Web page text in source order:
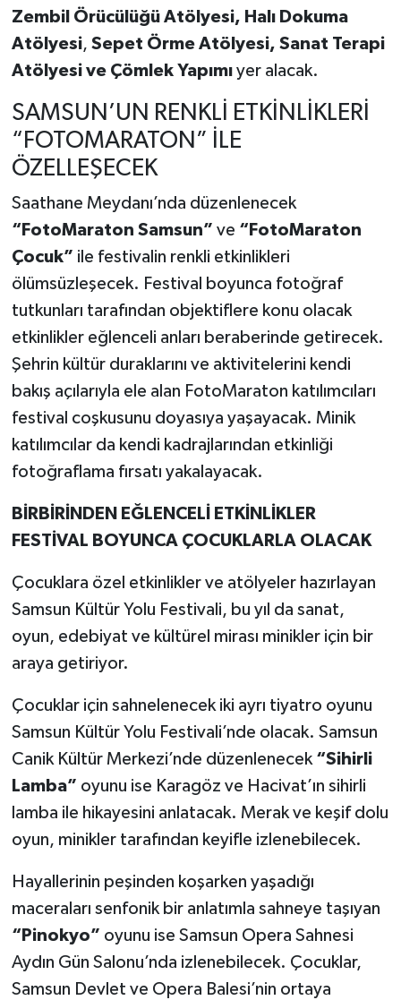
Zembil Örücülüğü Atölyesi, Halı Dokuma
Atölyesi, Sepet Örme Atölyesi, Sanat Terapi
Atölyesi ve Çömlek Yapımı yer alacak.
SAMSUN’UN RENKLİ ETKİNLİKLERİ
“FOTOMARATON” İLE
ÖZELLEŞECEK
Saathane Meydanı’nda düzenlenecek
“FotoMaraton Samsun” ve “FotoMaraton
Çocuk” ile festivalin renkli etkinlikleri
ölümsüzleşecek. Festival boyunca fotoğraf
tutkunları tarafından objektiflere konu olacak
etkinlikler eğlenceli anları beraberinde getirecek.
Şehrin kültür duraklarını ve aktivitelerini kendi
bakış açılarıyla ele alan FotoMaraton katılımcıları
festival coşkusunu doyasıya yaşayacak. Minik
katılımcılar da kendi kadrajlarından etkinliği
fotoğraflama fırsatı yakalayacak.
BİRBİRİNDEN EĞLENCELİ ETKİNLİKLER
FESTİVAL BOYUNCA ÇOCUKLARLA OLACAK
Çocuklara özel etkinlikler ve atölyeler hazırlayan
Samsun Kültür Yolu Festivali, bu yıl da sanat,
oyun, edebiyat ve kültürel mirası minikler için bir
araya getiriyor.
Çocuklar için sahnelenecek iki ayrı tiyatro oyunu
Samsun Kültür Yolu Festivali’nde olacak. Samsun
Canik Kültür Merkezi’nde düzenlenecek “Sihirli
Lamba” oyunu ise Karagöz ve Hacivat’ın sihirli
lamba ile hikayesini anlatacak. Merak ve keşif dolu
oyun, minikler tarafından keyifle izlenebilecek.
Hayallerinin peşinden koşarken yaşadığı
maceraları senfonik bir anlatımla sahneye taşıyan
“Pinokyo” oyunu ise Samsun Opera Sahnesi
Aydın Gün Salonu’nda izlenebilecek. Çocuklar,
Samsun Devlet ve Opera Balesi’nin ortaya